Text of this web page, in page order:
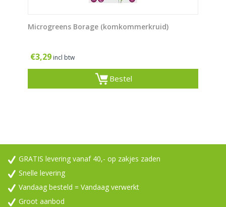
Microgreens Borage (komkommerkruid)
€3,29 incl btw
Bestel
GRATIS levering vanaf 40,- op zakjes zaden
Snelle levering
Vandaag besteld = Vandaag verwerkt
Groot aanbod